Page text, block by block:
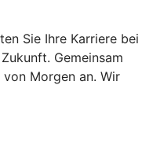
Sie Ihre Karriere bei
Gemeinsam
Morgen an. Wir